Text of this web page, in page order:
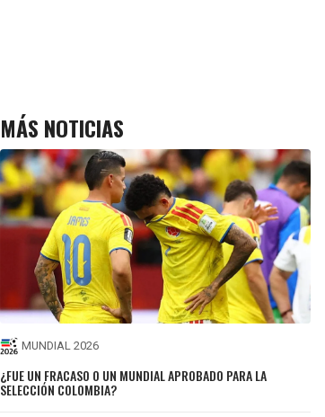
MÁS NOTICIAS
MUNDIAL 2026
¿FUE UN FRACASO O UN MUNDIAL APROBADO PARA LA
SELECCIÓN COLOMBIA?